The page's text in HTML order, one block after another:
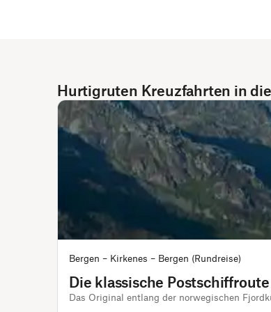
Hurtigruten Kreuzfahrten in
Bergen – Kirkenes – Bergen (Rundreise)
Die klassische Postschiffroute
Das Original entlang der norwegischen